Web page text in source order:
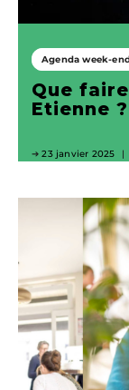
Agenda week-
Que
Etienne
23 janvier 2025